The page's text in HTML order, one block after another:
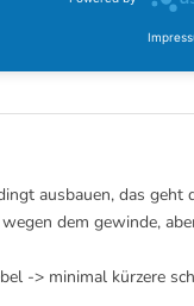
ausbauen, das
dem gewinde,
-> minimal kürzere